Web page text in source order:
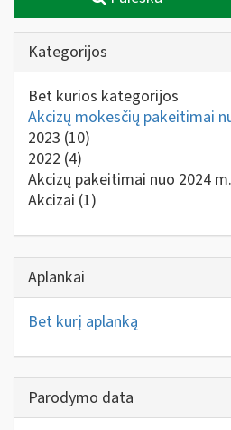
Kategorijos
Bet kurios kategorijos
Akcizų mokesčių pakeitimai
2023 (10)
2022 (4)
Akcizų pakeitimai nuo 2024 m.
Akcizai (1)
Aplankai
Bet kurį aplanką
Parodymo data